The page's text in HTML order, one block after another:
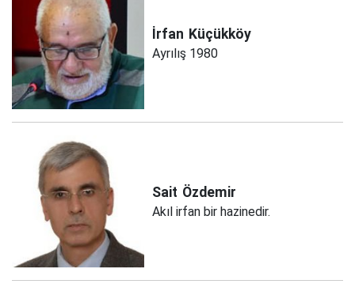
İrfan Küçükköy
Ayrılış 1980
Sait Özdemir
Akıl irfan bir hazinedir.